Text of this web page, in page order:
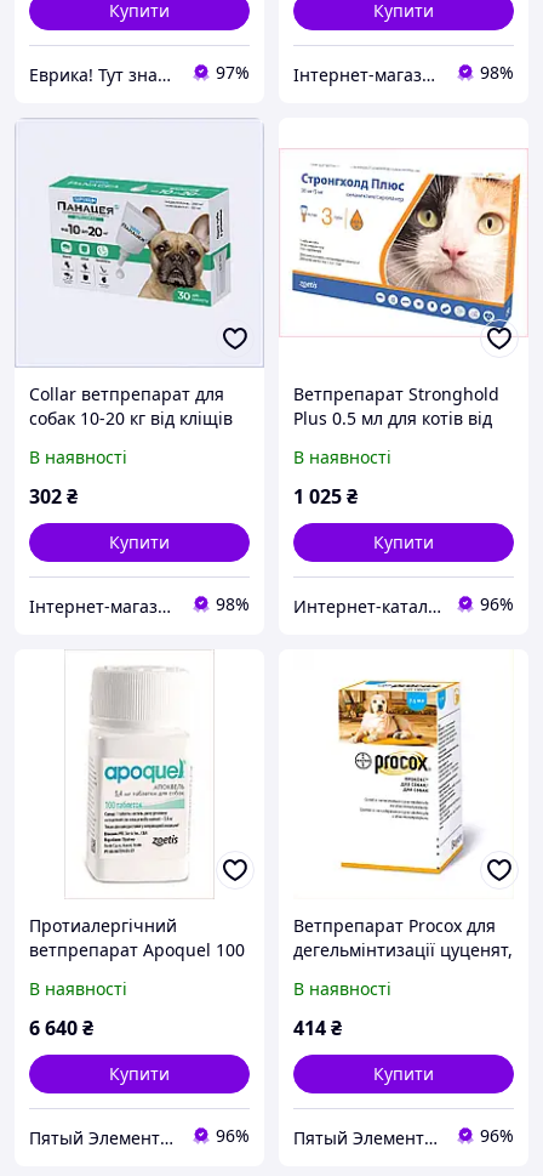
Купити
Еврика! Тут знайдеться все! 97%
Купити
Інтернет-магазин NeonLemon 98%
Collar ветпрепарат для
собак 10-20 кг від кліщів
M8821T53E7
В наявності
302₴
Купити
Інтернет-магазин NeonLemon 98%
Ветпрепарат Stronghold
Plus 0.5 мл для котів від
8H5019ME25
В наявності
1 025₴
Купити
Интернет-ка​талог ски​д​​ок "ХО-РО-ШО!" 96%
Протиалергічний
ветпрепарат Apoquel 100
K77B3K9797
В наявності
6 640₴
Купити
Пятый Элемент - всё, что вам нужно 96%
Ветпрепарат Procox для
дегельмінтизації цуценят,
В наявності
414₴
Купити
Пятый Элемент - всё, что вам нужно 96%